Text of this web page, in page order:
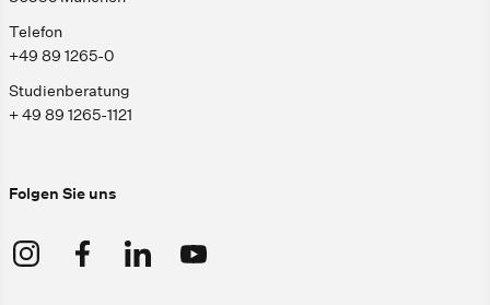
Telefon
+49 89 1265-0
Studienberatung
+ 49 89 1265-1121
Folgen Sie uns